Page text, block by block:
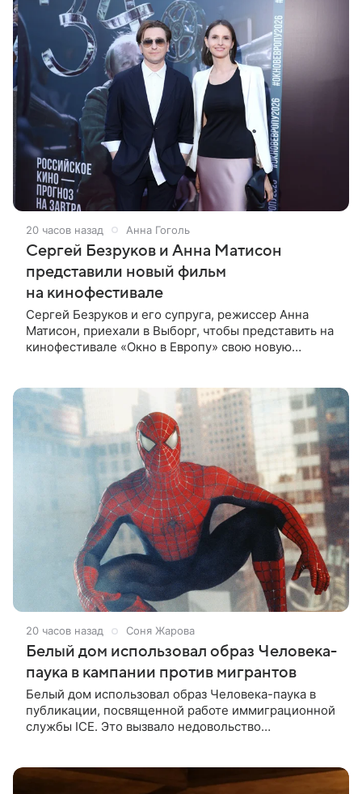
20 часов назад Анна Гоголь
Сергей Безруков и Анна Матисон
представили новый фильм
на кинофестивале
Сергей Безруков и его супруга, режиссер Анна
Матисон, приехали в Выборг, чтобы представить на
кинофестивале «Окно в Европу» свою новую
20 часов назад Соня Жарова
Белый дом использовал образ Человека-
паука в кампании против мигрантов
Белый дом использовал образ Человека-паука в
публикации, посвященной работе иммиграционной
службы ICE. Это вызвало недовольство